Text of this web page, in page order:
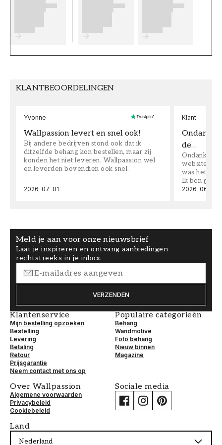
Sand (9.0L)
€ 179,90
Sand (0.9L): € 25,90
Timmerwerk verf - Binnen - W145 Jana Sand (2.7L):
€ 117,90
Vloerverf - Binnen - W145 Jana Sand (9.0L)
€ 259
KLANTBEOORDELINGEN
Yvonne
Wallpassion levert en snel ook!
Bij andere bedrijven stond ook dat ik
ditzelfde behang kon bestellen, maar zij
konden het niet leveren. Wallpassion wel
en leverden bovendien ook snel.
2026-07-01
Klant
Ondanks
de…
Ondanks
website
was het
Ik ben
2026-06-08
Meld je aan voor onze nieuwsbrief
Laat je inspireren en ontvang aanbiedingen
rechtstreeks in je inbox.
VERZENDEN
Klantenservice
Mijn bestelling opzoeken
Bestelling
Levering
Betaling
Retour
Prijsgarantie
Neem contact met ons op
Populaire categorieën
Behang
Wandmotive
Foto behang
Nieuw binnen
Magazine
Over Wallpassion
Algemene voorwaarden
Privacybeleid
Cookiebeleid
Sociale media
Land
Nederland